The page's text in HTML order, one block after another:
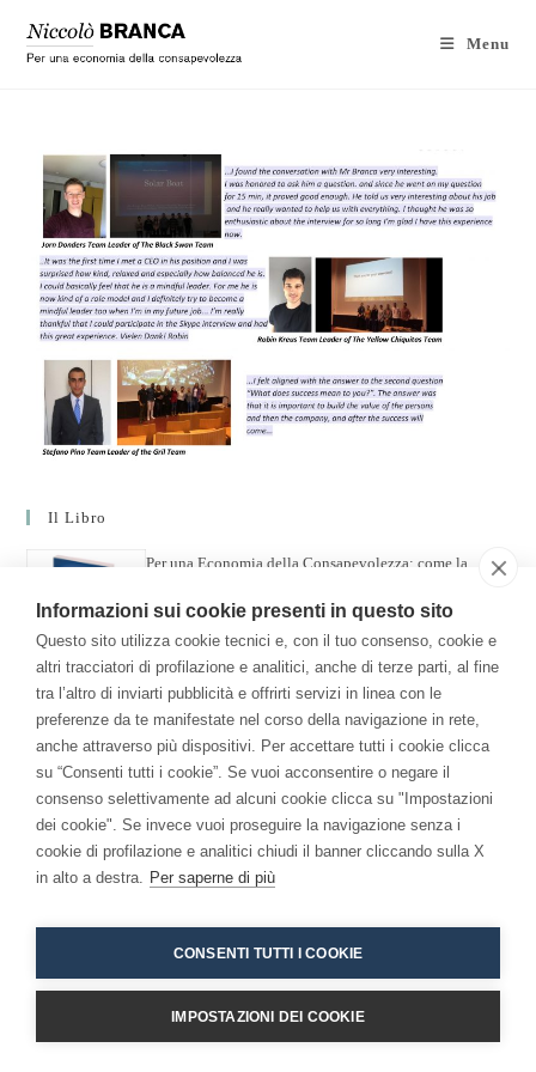
Menu
Il Libro
Per una Economia della Consapevolezza: come la
Copyright 2026 - Niccolò Branca -Accessibilita
Informazioni sui cookie presenti in questo sito
Questo sito utilizza cookie tecnici e, con il tuo consenso, cookie e
altri tracciatori di profilazione e analitici, anche di terze parti, al fine
tra l’altro di inviarti pubblicità e offrirti servizi in linea con le
preferenze da te manifestate nel corso della navigazione in rete,
anche attraverso più dispositivi. Per accettare tutti i cookie clicca
su “Consenti tutti i cookie”. Se vuoi acconsentire o negare il
consenso selettivamente ad alcuni cookie clicca su "Impostazioni
dei cookie". Se invece vuoi proseguire la navigazione senza i
cookie di profilazione e analitici chiudi il banner cliccando sulla X
in alto a destra. Per saperne di più
CONSENTI TUTTI I COOKIE
IMPOSTAZIONI DEI COOKIE